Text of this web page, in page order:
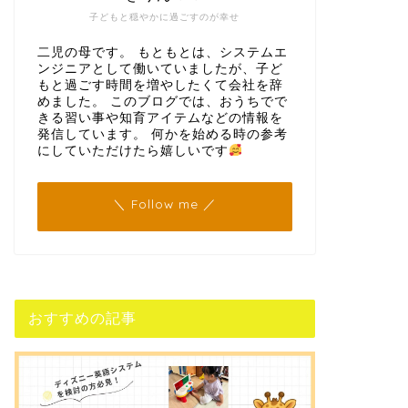
子どもと穏やかに過ごすのが幸せ
二児の母です。 もともとは、システムエ
ンジニアとして働いていましたが、子ど
もと過ごす時間を増やしたくて会社を辞
めました。 このブログでは、おうちでで
きる習い事や知育アイテムなどの情報を
発信しています。 何かを始める時の参考
にしていただけたら嬉しいです
＼ Follow me ／
おすすめの記事